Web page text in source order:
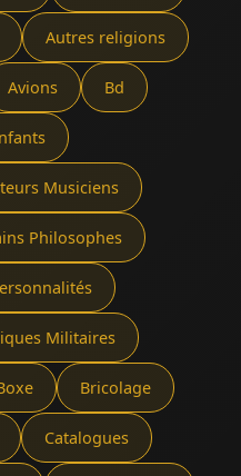
Autres religions
Avions Bd
Musiciens
Philosophes
Militaires
Bricolage
Catalogues